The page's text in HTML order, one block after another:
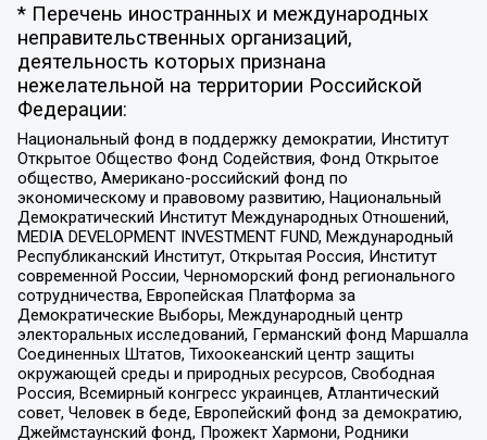
* Перечень иностранных и международных
неправительственных организаций,
деятельность которых признана
нежелательной на территории Российской
Федерации:
Национальный фонд в поддержку демократии, Институт
Открытое Общество Фонд Содействия, Фонд Открытое
общество, Американо-российский фонд по
экономическому и правовому развитию, Национальный
Демократический Институт Международных Отношений,
MEDIA DEVELOPMENT INVESTMENT FUND, Международный
Республиканский Институт, Открытая Россия, Институт
современной России, Черноморский фонд регионального
сотрудничества, Европейская Платформа за
Демократические Выборы, Международный центр
электоральных исследований, Германский фонд Маршалла
Соединенных Штатов, Тихоокеанский центр защиты
окружающей среды и природных ресурсов, Свободная
Россия, Всемирный конгресс украинцев, Атлантический
совет, Человек в беде, Европейский фонд за демократию,
Джеймстаунский фонд, Прожект Хармони, Родники